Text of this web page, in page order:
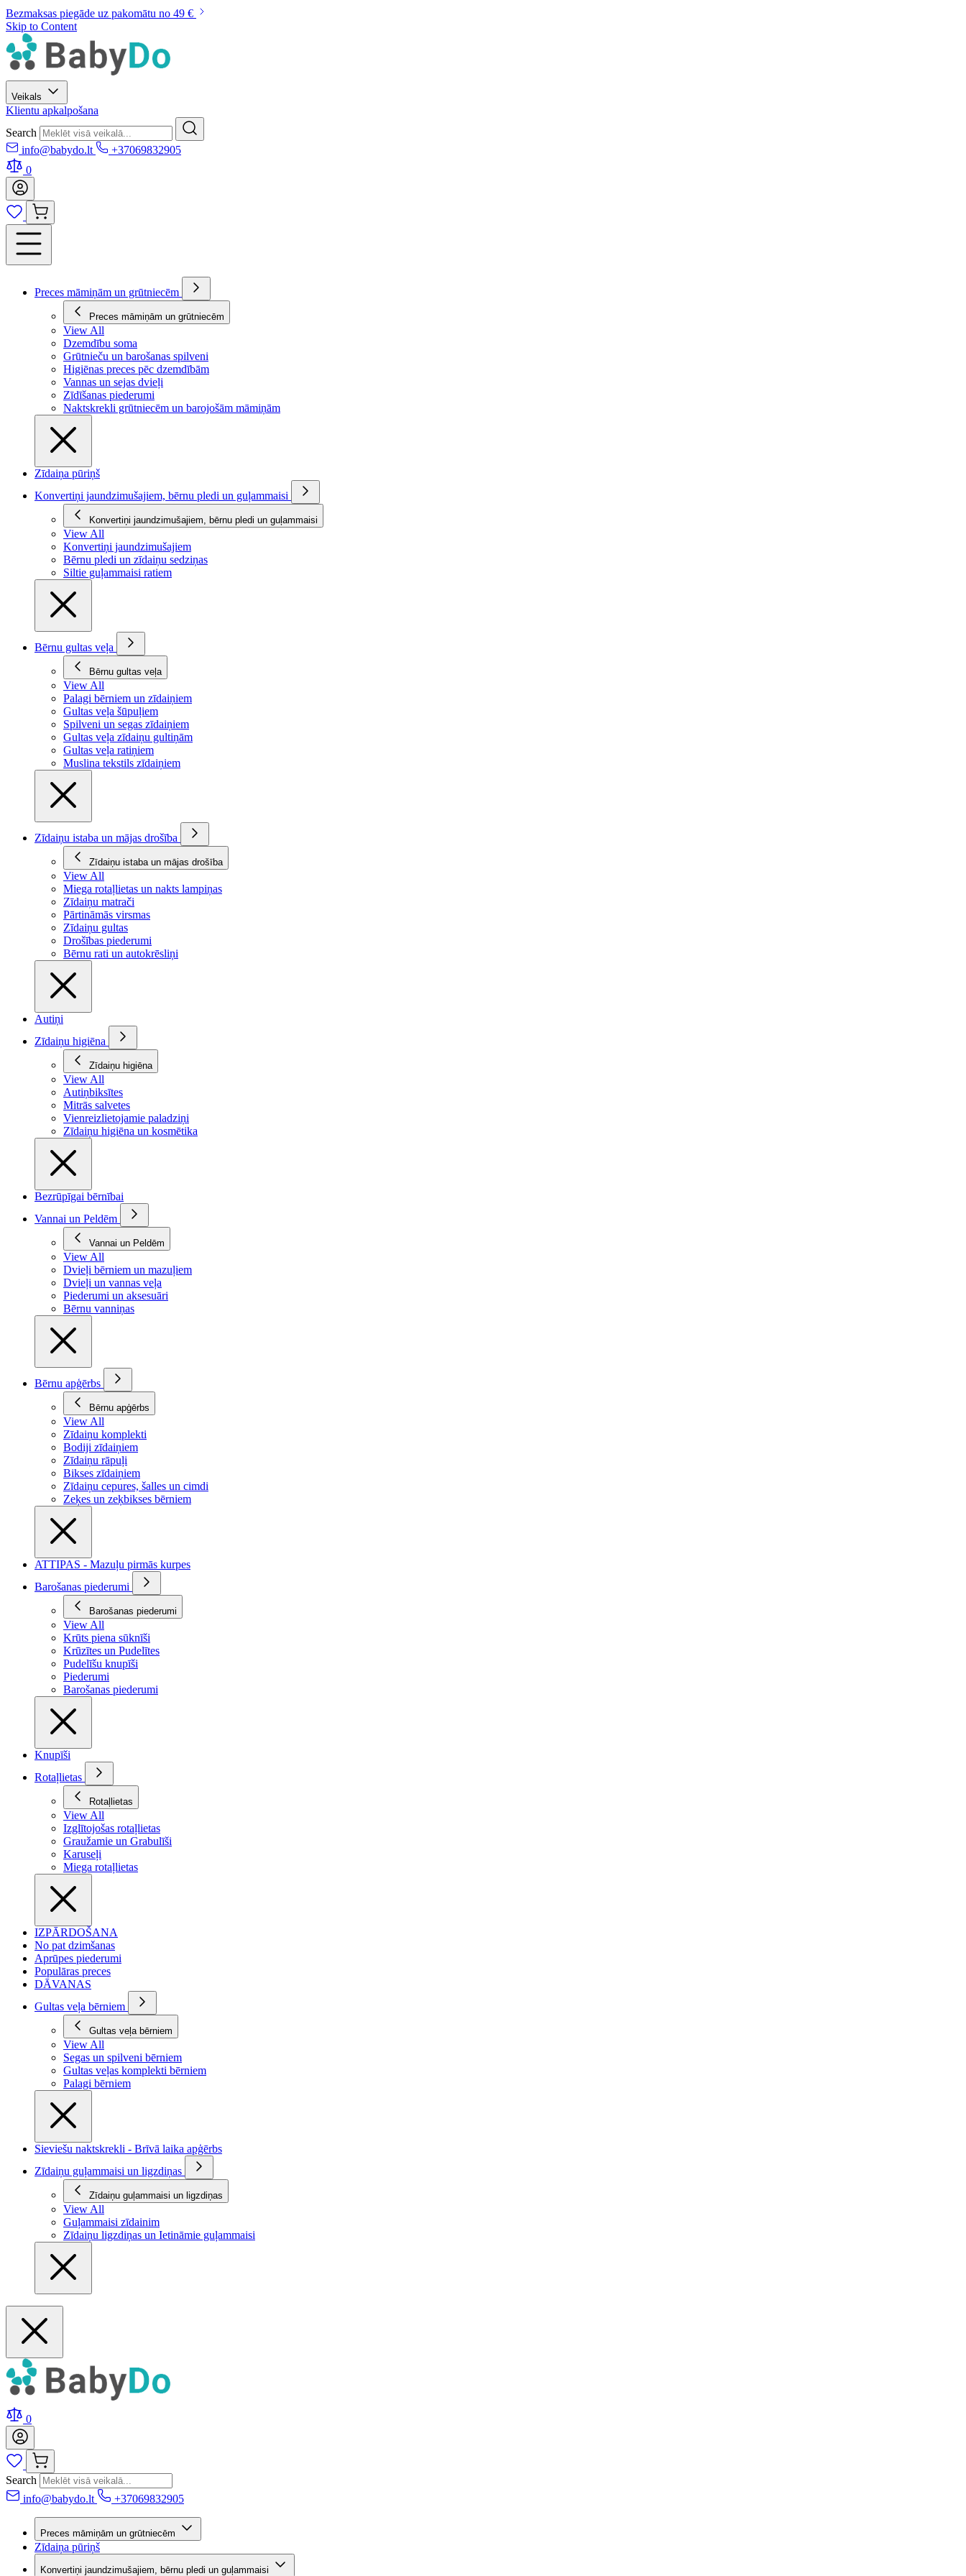
Bezmaksas piegāde uz pakomātu no 49 €
Skip to Content
Veikals
Klientu apkalpošana
Search
info@babydo.lt
+37069832905
0
Preces māmiņām un grūtniecēm
Preces māmiņām un grūtniecēm
View All
Dzemdību soma
Grūtnieču un barošanas spilveni
Higiēnas preces pēc dzemdībām
Vannas un sejas dvieļi
Zīdīšanas piederumi
Naktskrekli grūtniecēm un barojošām māmiņām
Zīdaiņa pūriņš
Konvertiņi jaundzimušajiem, bērnu pledi un guļammaisi
Konvertiņi jaundzimušajiem, bērnu pledi un guļammaisi
View All
Konvertiņi jaundzimušajiem
Bērnu pledi un zīdaiņu sedziņas
Siltie guļammaisi ratiem
Bērnu gultas veļa
Bērnu gultas veļa
View All
Palagi bērniem un zīdaiņiem
Gultas veļa šūpuļiem
Spilveni un segas zīdaiņiem
Gultas veļa zīdaiņu gultiņām
Gultas veļa ratiņiem
Muslina tekstils zīdaiņiem
Zīdaiņu istaba un mājas drošība
Zīdaiņu istaba un mājas drošība
View All
Miega rotaļlietas un nakts lampiņas
Zīdaiņu matrači
Pārtināmās virsmas
Zīdaiņu gultas
Drošības piederumi
Bērnu rati un autokrēsliņi
Autiņi
Zīdaiņu higiēna
Zīdaiņu higiēna
View All
Autiņbiksītes
Mitrās salvetes
Vienreizlietojamie paladziņi
Zīdaiņu higiēna un kosmētika
Bezrūpīgai bērnībai
Vannai un Peldēm
Vannai un Peldēm
View All
Dvieļi bērniem un mazuļiem
Dvieļi un vannas veļa
Piederumi un aksesuāri
Bērnu vanniņas
Bērnu apģērbs
Bērnu apģērbs
View All
Zīdaiņu komplekti
Bodiji zīdaiņiem
Zīdaiņu rāpuļi
Bikses zīdaiņiem
Zīdaiņu cepures, šalles un cimdi
Zeķes un zeķbikses bērniem
ATTIPAS - Mazuļu pirmās kurpes
Barošanas piederumi
Barošanas piederumi
View All
Krūts piena sūknīši
Krūzītes un Pudelītes
Pudelīšu knupīši
Piederumi
Barošanas piederumi
Knupīši
Rotaļlietas
Rotaļlietas
View All
Izglītojošas rotaļlietas
Graužamie un Grabulīši
Karuseļi
Miega rotaļlietas
IZPĀRDOŠANA
No pat dzimšanas
Aprūpes piederumi
Populāras preces
DĀVANAS
Gultas veļa bērniem
Gultas veļa bērniem
View All
Segas un spilveni bērniem
Gultas veļas komplekti bērniem
Palagi bērniem
Sieviešu naktskrekli - Brīvā laika apģērbs
Zīdaiņu guļammaisi un ligzdiņas
Zīdaiņu guļammaisi un ligzdiņas
View All
Guļammaisi zīdainim
Zīdaiņu ligzdiņas un Ietināmie guļammaisi
0
Search
info@babydo.lt
+37069832905
Preces māmiņām un grūtniecēm
Zīdaiņa pūriņš
Konvertiņi jaundzimušajiem, bērnu pledi un guļammaisi